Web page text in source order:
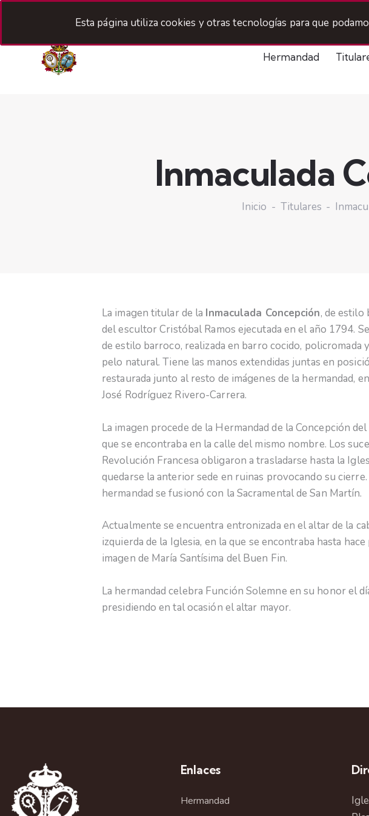
Hermandad
Inmaculada
Inicio Titulares
La imagen titular de la Inmaculada Concepción, de estilo
del escultor Cristóbal Ramos ejecutada en el año 1794.
de estilo barroco, realizada en barro cocido, policromada
pelo natural. Tiene las manos extendidas juntas en
restaurada junto al resto de imágenes de la hermandad,
José Rodríguez Rivero-Carrera.
La imagen procede de la Hermandad de la Concepción
que se encontraba en la calle del mismo nombre. Los
Revolución Francesa obligaron a trasladarse hasta la
quedarse la anterior sede en ruinas provocando su
hermandad se fusionó con la Sacramental de San Martín.
Actualmente se encuentra entronizada en el altar de la
izquierda de la Iglesia, en la que se encontraba hasta
imagen de María Santísima del Buen Fin.
La hermandad celebra Función Solemne en su honor el
presidiendo en tal ocasión el altar mayor.
Enlaces
Hermandad
Esta página utiliza cookies y otras tecnologías para que